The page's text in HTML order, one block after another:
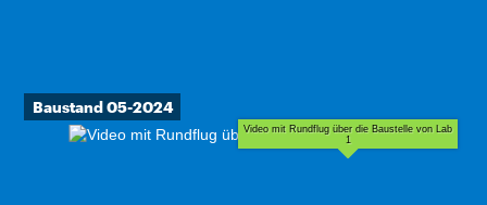
Baustand 05-2024
Video mit Rundflug über die Baustelle von Lab
1